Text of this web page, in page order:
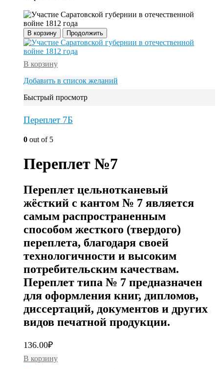
В корзину Продолжить
В корзину
Добавить в список желаний
Быстрый просмотр
Переплет 7Б
0 out of 5
Переплет №7
Переплет цельнотканевый
жёсткий с кантом № 7 является
самым распространенным
способом жесткого (твердого)
переплета, благодаря своей
технологичности и высоким
потребительским качествам.
Переплет типа № 7 предназначен
для оформления книг, дипломов,
диссертаций, документов и других
видов печатной продукции.
136.00₽
В корзину